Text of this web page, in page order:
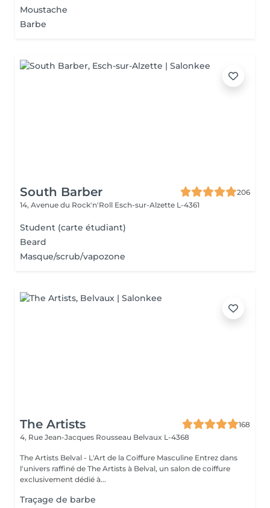
Moustache
Barbe
South Barber
206
14, Avenue du Rock'n'Roll Esch-sur-Alzette L-4361
Student (carte étudiant)
Beard
Masque/scrub/vapozone
The Artists
168
4, Rue Jean-Jacques Rousseau Belvaux L-4368
The Artists Belval - L'Art de la Coiffure Masculine Entrez dans
l'univers raffiné de The Artists à Belval, un salon de coiffure
exclusivement dédié à...
Traçage de barbe